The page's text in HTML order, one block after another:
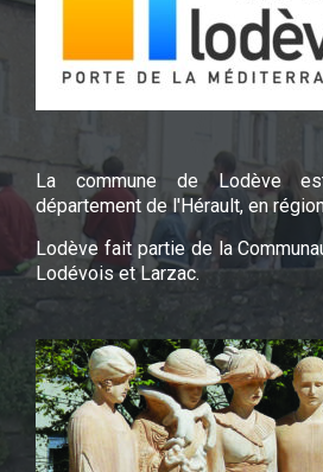
La commune de Lodève
département de l'Hérault, en
Lodève fait partie de la
Lodévois et Larzac.